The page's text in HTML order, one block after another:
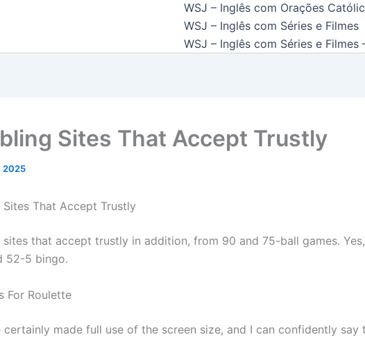
WSJ – Inglês com Orações
WSJ – Inglês com Séries e Filmes
WSJ – Inglês com Séries e Filmes
Sites That Accept Trustly
2025
Sites That Accept Trustly
sites that accept trustly in addition, from 90 and 75-ball games.
52-5 bingo.
For Roulette
certainly made full use of the screen size, and I can confidently say